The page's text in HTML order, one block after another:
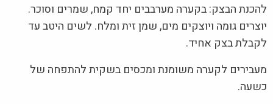
להכנת הבצק: בקערה מערבבים יחד קמח, שמרים וסוכר.
יוצרים גומה ויוצקים מים, שמן זית ומלח. לשים היטב עד
לקבלת בצק אחיד.
מעבירים לקערה משומנת ומכסים בשקית להתפחה של
כשעה.